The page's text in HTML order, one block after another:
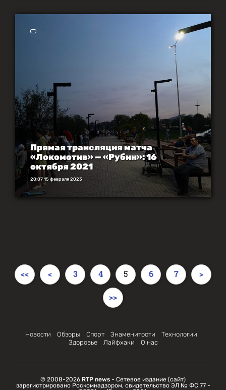
Прямая трансляция матча
«Локомотив» — «Рубин»: 16
октября 2021
20:07 15 февраля 2023
<< < 3 4 5 6 7 >
>>
Новости Обзоры Спорт Знаменитости
Технологии
Здоровье
Лайфхаки О нас
© 2008-2026 RTP news - Сетевое издание (сайт)
зарегистрировано Роскомнадзором, свидетельство ЭЛ № ФС 77 -